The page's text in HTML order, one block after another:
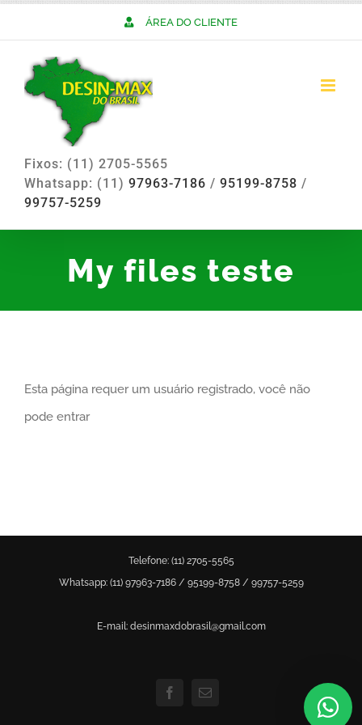
to
content
ÁREA DO CLIENTE
Fixos: (11) 2705-5565
Whatsapp: (11) 97963-7186 / 95199-8758 /
99757-5259
My files teste
Esta página requer um usuário registrado, você não
pode entrar
Telefone: (11) 2705-5565
Whatsapp: (11) 97963-7186/ 95199-8758/ 99757-5259
E-mail: desinmaxdobrasil@gmail.com
FacebookEmail